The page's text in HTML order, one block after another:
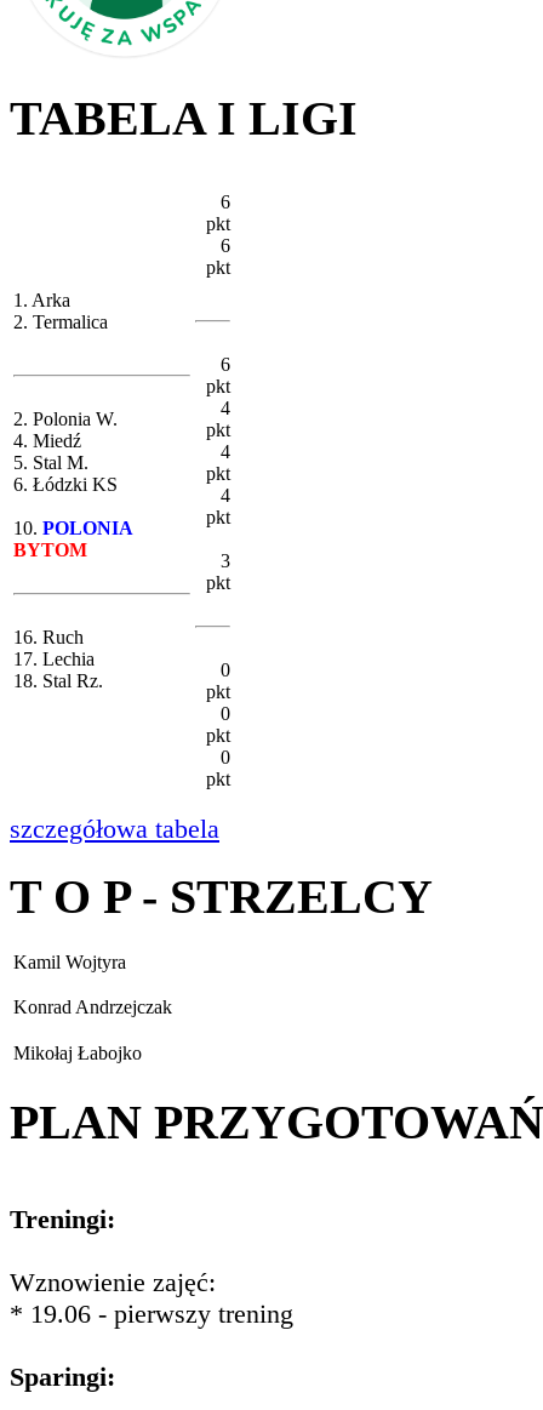
TABELA I LIGI
1. Arka
2. Termalica
2. Polonia W.
4. Miedź
5. Stal M.
6. Łódzki KS
10. POLONIA
BYTOM
16. Ruch
17. Lechia
18. Stal Rz.
6
pkt
6
pkt
6
pkt
4
pkt
4
pkt
4
pkt
3
pkt
0
pkt
0
pkt
0
pkt
szczegółowa tabela
T O P - STRZELCY
Kamil Wojtyra
Konrad Andrzejczak
Mikołaj Łabojko
PLAN PRZYGOTOWAŃ
Treningi:
Wznowienie zajęć:
* 19.06 - pierwszy trening
Sparingi: